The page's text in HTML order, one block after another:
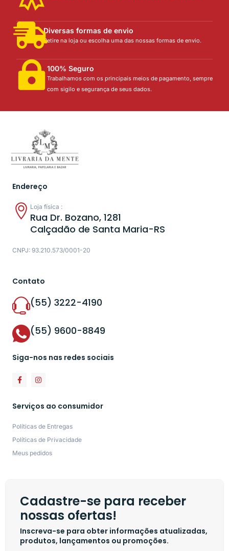
Diversas formas de envio
Retire na loja ou escolha uma das nossas formas de envio.
100% Seguro
Trabalhamos com os principais meios de pagamento, sempre
com sigilo e segurança de seus dados.
Endereço
Loja física :
Rua Dr. Bozano, 1281
Calçadão de Santa Maria-RS
CNPJ: 93.210.573/0001-20
Contato
(55) 3222-4190
(55) 9600-8849
Siga-nos nas redes sociais
Serviços ao consumidor
Políticas de Entregas
Políticas de Privacidade
Meus pedidos
Cadastre-se para receber
nossas ofertas!
Inscreva-se para obter informações atualizadas,
produtos, lançamentos ou promoções.